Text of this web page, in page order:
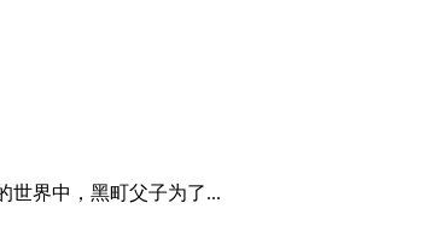
世界中，黑町父子为了...